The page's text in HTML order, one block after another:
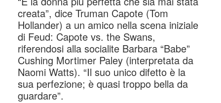
creata”, dice Truman Capote (Tom
Hollander) a un amico nella scena iniziale
di Feud: Capote vs. the Swans,
riferendosi alla socialite Barbara “Babe”
Cushing Mortimer Paley (interpretata da
Naomi Watts). “Il suo unico difetto è la
sua perfezione; è quasi troppo bella da
guardare”.